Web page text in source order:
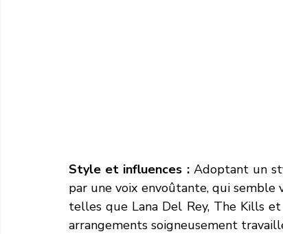
Style et influences : Adoptant un
par une voix envoûtante, qui semble
telles que Lana Del Rey, The Kills
arrangements soigneusement